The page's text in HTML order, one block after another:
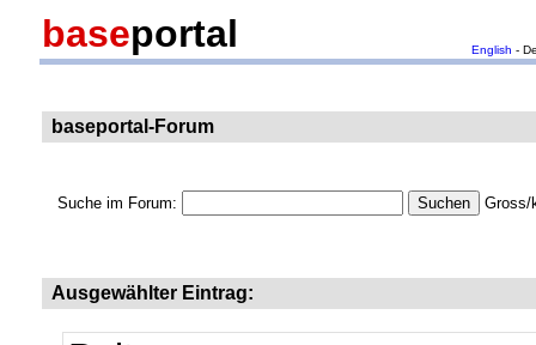
baseportal English -
baseportal-Forum
Suche im Forum: Gross/
Ausgewählter Eintrag: